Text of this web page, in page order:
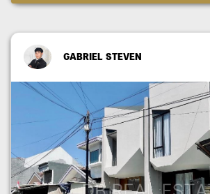
GABRIEL STEVEN